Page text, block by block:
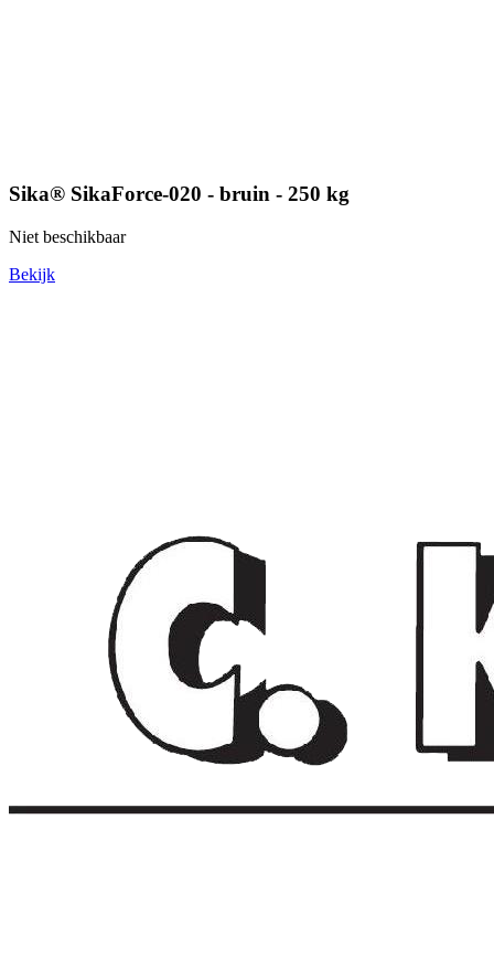
Sika® SikaForce-020 - bruin - 250 kg
Niet beschikbaar
Bekijk